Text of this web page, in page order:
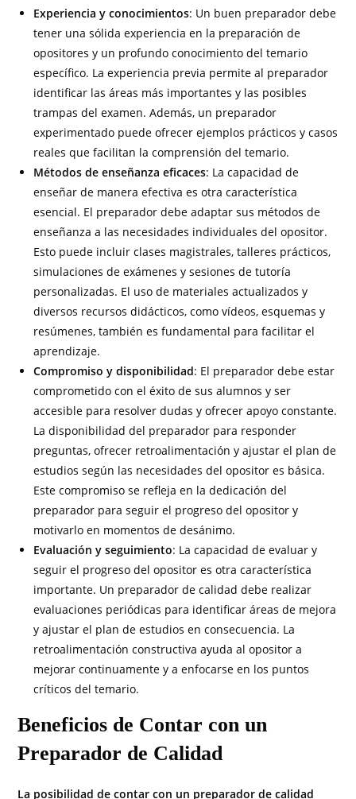
Experiencia y conocimientos: Un buen preparador debe
tener una sólida experiencia en la preparación de
opositores y un profundo conocimiento del temario
específico. La experiencia previa permite al preparador
identificar las áreas más importantes y las posibles
trampas del examen. Además, un preparador
experimentado puede ofrecer ejemplos prácticos y casos
reales que facilitan la comprensión del temario.
Métodos de enseñanza eficaces: La capacidad de
enseñar de manera efectiva es otra característica
esencial. El preparador debe adaptar sus métodos de
enseñanza a las necesidades individuales del opositor.
Esto puede incluir clases magistrales, talleres prácticos,
simulaciones de exámenes y sesiones de tutoría
personalizadas. El uso de materiales actualizados y
diversos recursos didácticos, como vídeos, esquemas y
resúmenes, también es fundamental para facilitar el
aprendizaje.
Compromiso y disponibilidad: El preparador debe estar
comprometido con el éxito de sus alumnos y ser
accesible para resolver dudas y ofrecer apoyo constante.
La disponibilidad del preparador para responder
preguntas, ofrecer retroalimentación y ajustar el plan de
estudios según las necesidades del opositor es básica.
Este compromiso se refleja en la dedicación del
preparador para seguir el progreso del opositor y
motivarlo en momentos de desánimo.
Evaluación y seguimiento: La capacidad de evaluar y
seguir el progreso del opositor es otra característica
importante. Un preparador de calidad debe realizar
evaluaciones periódicas para identificar áreas de mejora
y ajustar el plan de estudios en consecuencia. La
retroalimentación constructiva ayuda al opositor a
mejorar continuamente y a enfocarse en los puntos
críticos del temario.
Beneficios de Contar con un
Preparador de Calidad
La posibilidad de contar con un preparador de calidad